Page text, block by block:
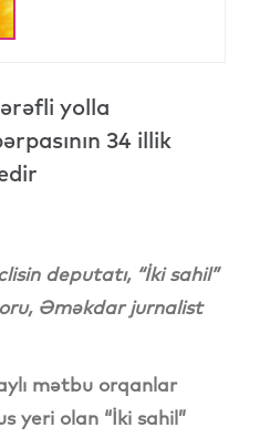
yolla
34 illik
deputatı, “İki sahil”
Əməkdar jurnalist
mətbu orqanlar
yeri olan “İki sahil”